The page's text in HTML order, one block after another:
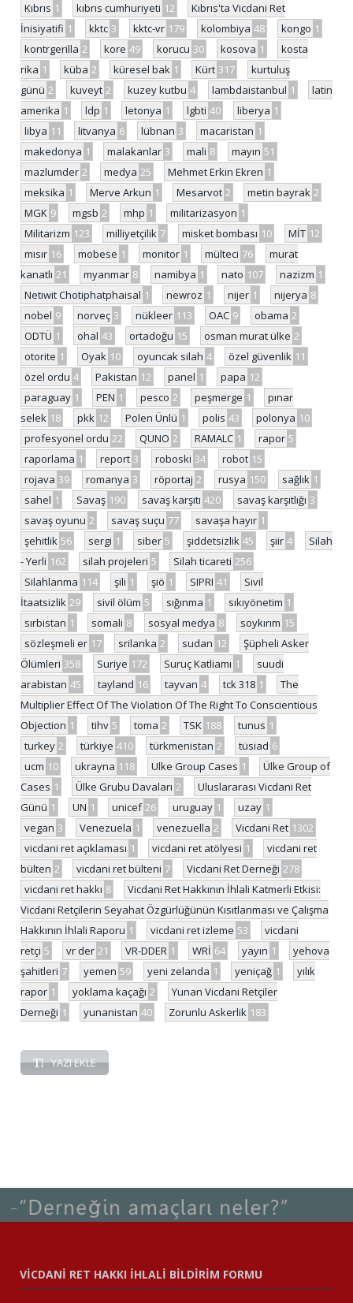
Kıbrıs 1 kıbrıs cumhuriyeti 12
Kıbrıs'ta Vicdani Ret
İnisiyatifi 1 kktc 3 kktc-vr 179 kolombiya 48 kongo 1
kontrgerilla 2 kore 49 korucu 30 kosova 1
kosta
rika 1 küba 2 küresel bak 1 Kürt 317
kurtuluş
günü 2 kuveyt 2 kuzey kutbu 4 lambdaistanbul 1
latin
amerika 1 ldp 1 letonya 1 lgbti 40 liberya 1
libya 11 litvanya 6 lübnan 3 macaristan 1
makedonya 1 malakanlar 3 mali 8 mayın 51
mazlumder 2 medya 25 Mehmet Erkin Ekren 1
meksika 1 Merve Arkun 1 Mesarvot 2 metin bayrak 2
MGK 9 mgsb 2 mhp 1 militarizasyon 1
Militarizm 123 milliyetçilik 7 misket bombası 10 MİT 12
mısır 16 mobese 1 monitor 1 mülteci 76
murat
kanatlı 21 myanmar 8 namibya 1 nato 107 nazizm 1
Netiwit Chotiphatphaisal 1 newroz 1 nijer 1 nijerya 8
nobel 9 norveç 3 nükleer 113 OAC 9 obama 2
ODTÜ 1 ohal 43 ortadoğu 15 osman murat ülke 2
otorite 1 Oyak 10 oyuncak silah 4 özel güvenlik 11
özel ordu 4 Pakistan 12 panel 1 papa 12
paraguay 1 PEN 1 pesco 2 peşmerge 1
pınar
selek 18 pkk 12 Polen Ünlü 1 polis 43 polonya 10
profesyonel ordu 22 QUNO 2 RAMALC 1 rapor 5
raporlama 1 report 3 roboski 34 robot 15
rojava 39 romanya 3 röportaj 2 rusya 150 sağlık 1
sahel 1 Savaş 190 savaş karşıtı 420 savaş karşıtlığı 3
savaş oyunu 2 savaş suçu 77 savaşa hayır 1
şehitlik 56 sergi 1 siber 5 şiddetsizlik 45 şiir 4
Silah
- Yerli 162 silah projeleri 5 Silah ticareti 256
Silahlanma 114 şili 1 şiö 1 SIPRI 41
Sivil
İtaatsizlik 29 sivil ölüm 5 sığınma 1 sıkıyönetim 1
sırbistan 1 somali 8 sosyal medya 8 soykırım 15
sözleşmeli er 17 srilanka 2 sudan 12
Şüpheli Asker
Ölümleri 358 Suriye 172 Suruç Katliamı 1
suudi
arabistan 45 tayland 16 tayvan 4 tck 318 1
The
Multiplier Effect Of The Violation Of The Right To Conscientious
Objection 1 tihv 5 toma 2 TSK 188 tunus 1
turkey 2 türkiye 410 türkmenistan 2 tüsiad 6
ucm 10 ukrayna 118 Ulke Group Cases 1
Ülke Group of
Cases 1 Ülke Grubu Davaları 2
Uluslararası Vicdani Ret
Günü 1 UN 1 unicef 26 uruguay 1 uzay 1
vegan 3 Venezuela 1 venezuella 2 Vicdani Ret 1302
vicdani ret açıklaması 1 vicdani ret atölyesi 1
vicdani ret
bülten 2 vicdani ret bülteni 7 Vicdani Ret Derneği 278
vicdani ret hakkı 8
Vicdani Ret Hakkının İhlali Katmerli Etkisi:
Vicdani Retçilerin Seyahat Özgürlüğünün Kısıtlanması ve Çalışma
Hakkının İhlali Raporu 1 vicdani ret izleme 53
vicdani
retçi 5 vr der 21 VR-DDER 1 WRİ 64 yayın 1
yehova
şahitleri 7 yemen 59 yeni zelanda 1 yeniçağ 1
yılık
rapor 1 yoklama kaçağı 2
Yunan Vicdani Retçiler
Derneği 1 yunanistan 40 Zorunlu Askerlik 183
YAZI EKLE
VİCDANİ RET HAKKI İHLALİ BİLDİRİM FORMU